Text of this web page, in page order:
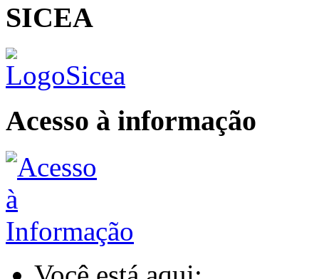
SICEA
Acesso à informação